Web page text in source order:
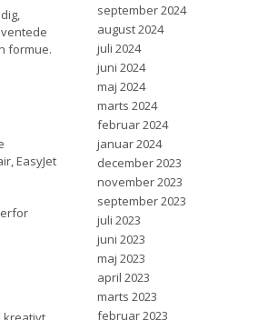
formue.
EasyJet
september 2024
august 2024
juli 2024
juni 2024
maj 2024
marts 2024
februar 2024
januar 2024
december 2023
november 2023
september 2023
juli 2023
juni 2023
maj 2023
april 2023
marts 2023
februar 2023